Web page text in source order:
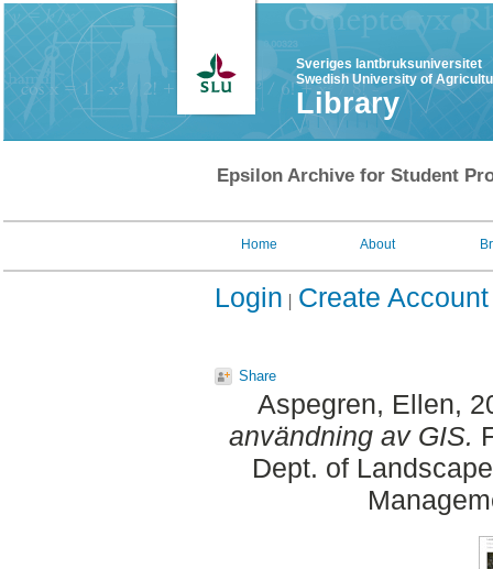
Sveriges lantbruksuniversitet
Swedish University of
Library
Epsilon Archive for Student
Home About
Login Create Account
Share
Aspegren, Ellen,
användning av GIS.
Dept. of